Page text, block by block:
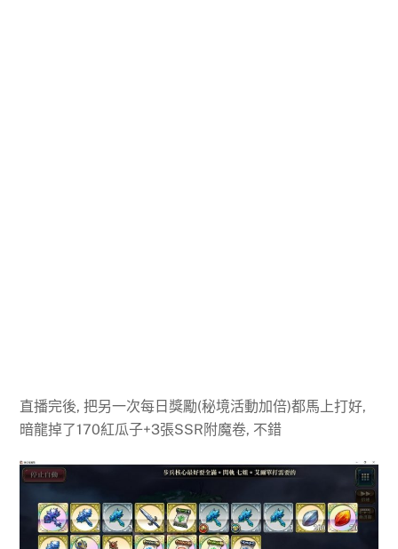
直播完後, 把另一次每日獎勵(秘境活動加倍)都馬上打好,
暗龍掉了170紅瓜子+3張SSR附魔卷, 不錯